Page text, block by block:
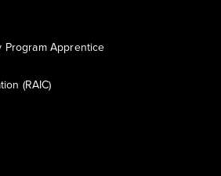
Program Apprentice
(RAIC)